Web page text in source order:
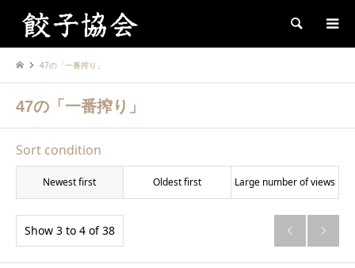
Search
47の「一番搾り」
47の「一番搾り」
Sort condition
Newest first Oldest first Large number of views
Show 3 to 4 of 38  